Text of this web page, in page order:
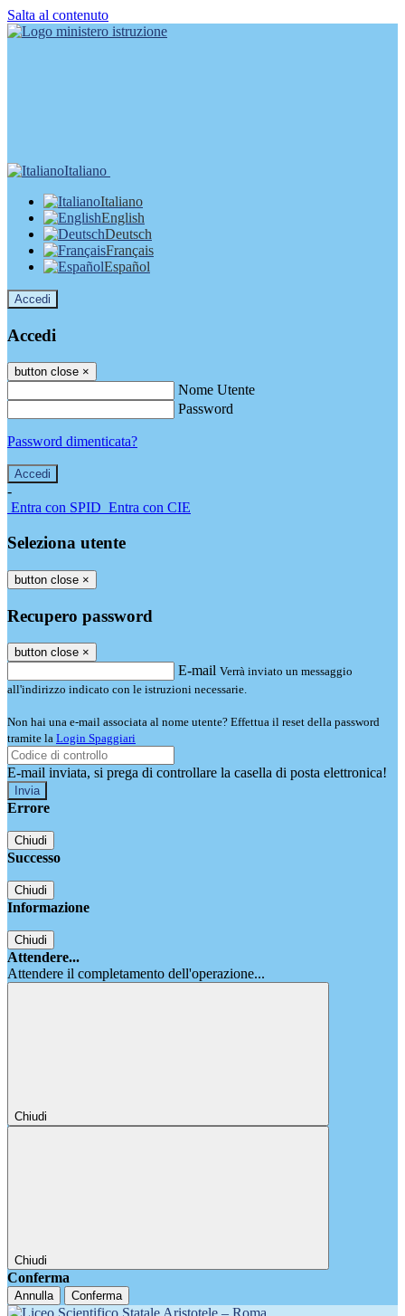
Salta al contenuto
Italiano
Italiano
English
Deutsch
Français
Español
Accedi
Accedi
button close ×
Nome Utente
Password
Password dimenticata?
-
Entra con SPID Entra con CIE
Seleziona utente
button close ×
Recupero password
button close ×
E-mail Verrà inviato un messaggio
all'indirizzo indicato con le istruzioni necessarie.
Non hai una e-mail associata al nome utente? Effettua il reset della password
tramite la Login Spaggiari
E-mail inviata, si prega di controllare la casella di posta elettronica!
Errore
Chiudi
Successo
Chiudi
Informazione
Chiudi
Attendere...
Attendere il completamento dell'operazione...
Chiudi
Chiudi
Conferma
Annulla Conferma